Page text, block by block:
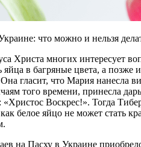
что можно и нельзя
Христа многих интересует
яйца в багряные цвета, а
гласит, что Мария нанесла
того времени, принесла
Воскрес!». Тогда
белое яйцо не может стать
на Пасху в Украине